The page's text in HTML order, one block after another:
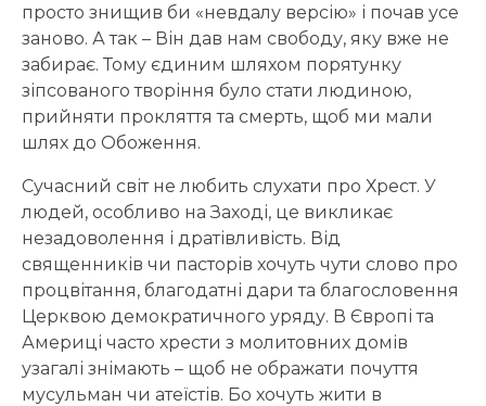
просто знищив би «невдалу версію» і почав усе
заново. А так – Він дав нам свободу, яку вже не
забирає. Тому єдиним шляхом порятунку
зіпсованого творіння було стати людиною,
прийняти прокляття та смерть, щоб ми мали
шлях до Обоження.
Сучасний світ не любить слухати про Хрест. У
людей, особливо на Заході, це викликає
незадоволення і дратівливість. Від
священників чи пасторів хочуть чути слово про
процвітання, благодатні дари та благословення
Церквою демократичного уряду. В Європі та
Америці часто хрести з молитовних домів
узагалі знімають – щоб не ображати почуття
мусульман чи атеїстів. Бо хочуть жити в